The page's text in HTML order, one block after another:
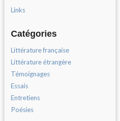
Links
Catégories
Littérature française
Littérature étrangère
Témoignages
Essais
Entretiens
Poésies